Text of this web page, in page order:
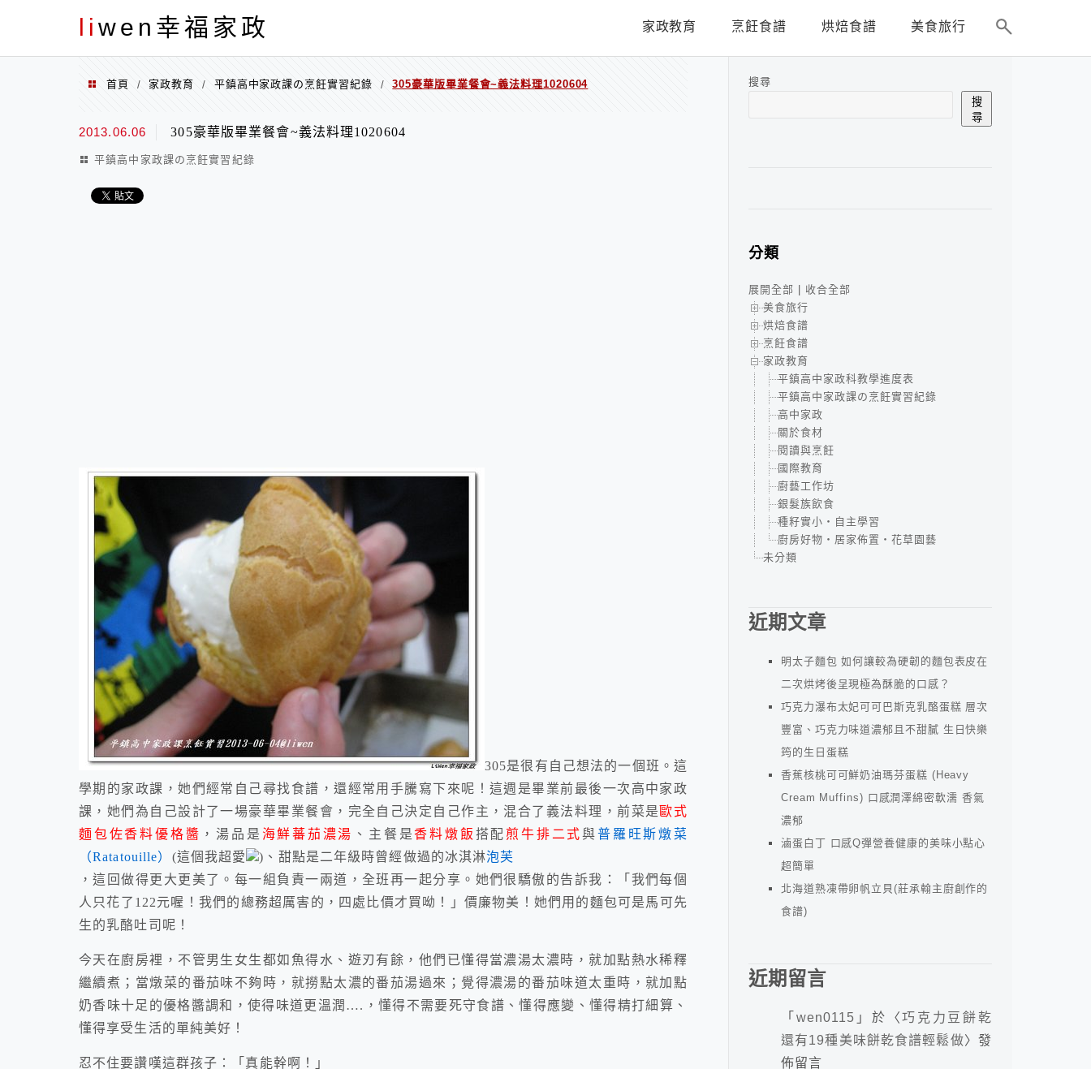
li wen幸福家政
menu
家政教育 烹飪食譜 烘焙食譜 美食旅行
首頁 / 家政教育 / 平鎮高中家政課の烹飪實習紀錄 / 305豪華版畢業餐會~義法料理1020604
2013.06.06 305豪華版畢業餐會~義法料理1020604
平鎮高中家政課の烹飪實習紀錄
305是很有自己想法的一個班。這
學期的家政課，她們經常自己尋找食譜，還經常用手騰寫下來呢！這週是畢業前最後一次高中家政
課，她們為自己設計了一場豪華畢業餐會，完全自己決定自己作主，混合了義法料理，前菜是 歐式
麵包佐香料優格醬 ，湯品是 海鮮蕃茄濃湯 、主餐是香料燉飯 搭配煎牛排二式與普羅旺斯燉菜
（Ratatouille） (這個我超愛 )、甜點是二年級時曾經做過的冰淇淋泡芙
，這回做得更大更美了。每一組負責一兩道，全班再一起分享。她們很驕傲的告訴我：「我們每個
人只花了122元喔！我們的總務超厲害的，四處比價才買呦！」價廉物美！她們用的麵包可是馬可先
生的乳酪吐司呢！
今天在廚房裡，不管男生女生都如魚得水、遊刃有餘，他們已懂得當濃湯太濃時，就加點熱水稀釋
繼續煮；當燉菜的番茄味不夠時，就撈點太濃的番茄湯過來；覺得濃湯的番茄味道太重時，就加點
奶香味十足的優格醬調和，使得味道更溫潤….，懂得不需要死守食譜、懂得應變、懂得精打細算、
懂得享受生活的單純美好！
忍不住要讚嘆這群孩子：「真能幹啊！」
搜尋
搜
尋
分類
展開全部
收合全部
美食旅行
烘焙食譜
烹飪食譜
家政教育
平鎮高中家政科教學進度表
平鎮高中家政課の烹飪實習紀錄
高中家政
關於食材
閱讀與烹飪
國際教育
廚藝工作坊
銀髮族飲食
種籽實小‧自主學習
廚房好物‧居家佈置‧花草園藝
未分類
近期文章
明太子麵包 如何讓較為硬韌的麵包表皮在
二次烘烤後呈現極為酥脆的口感？
巧克力瀑布太妃可可巴斯克乳酪蛋糕 層次
豐富、巧克力味道濃郁且不甜膩 生日快樂
筠的生日蛋糕
香蕉核桃可可鮮奶油瑪芬蛋糕 (Heavy
Cream Muffins) 口感潤澤綿密軟濡 香氣
濃郁
滷蛋白丁 口感Q彈營養健康的美味小點心
超簡單
北海道熟凍帶卵帆立貝(莊承翰主廚創作的
食譜)
近期留言
「 wen0115 」於〈巧克力豆餅乾
還有19種美味餅乾食譜輕鬆做〉發
佈留言